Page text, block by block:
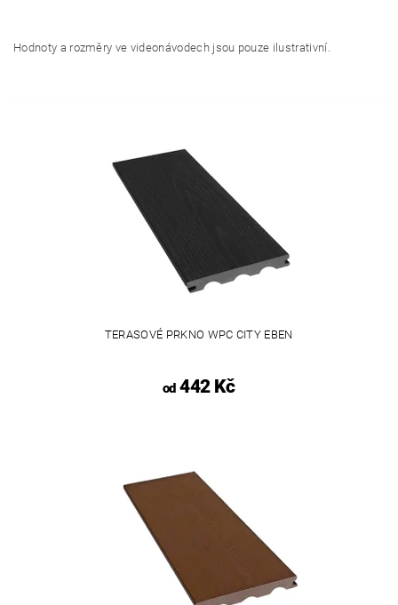
Hodnoty a rozměry ve videonávodech jsou pouze ilustrativní.
TERASOVÉ PRKNO WPC CITY EBEN
od442 Kč